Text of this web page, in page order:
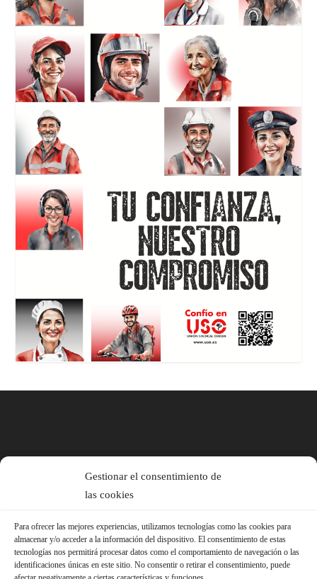
Gestionar el consentimiento de
las cookies
Para ofrecer las mejores experiencias, utilizamos tecnologías como las cookies para
almacenar y/o acceder a la información del dispositivo. El consentimiento de estas
tecnologías nos permitirá procesar datos como el comportamiento de navegación o las
identificaciones únicas en este sitio. No consentir o retirar el consentimiento, puede